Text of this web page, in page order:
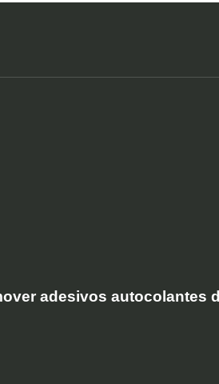
adesivos autocolantes